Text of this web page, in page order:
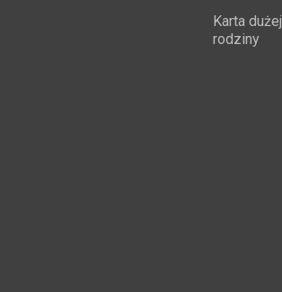
Karta dużej
rodziny